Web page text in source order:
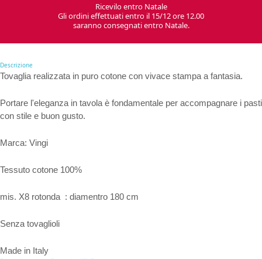
Ricevilo entro Natale
Gli ordini effettuati entro il 15/12 ore 12.00
saranno consegnati entro Natale.
Descrizione
Tovaglia realizzata in puro cotone con vivace stampa a fantasia.
Portare l'eleganza in tavola è fondamentale per accompagnare i pasti
con stile e buon gusto.
Marca: Vingi
Tessuto cotone 100%
mis. X8 rotonda : diamentro 180 cm
Senza tovaglioli
Made in Italy